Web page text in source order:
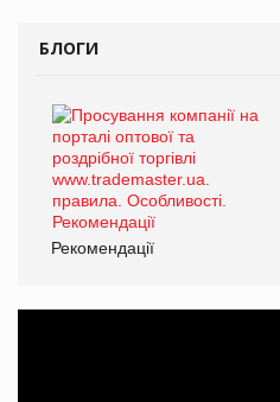
БЛОГИ
Рекомендації